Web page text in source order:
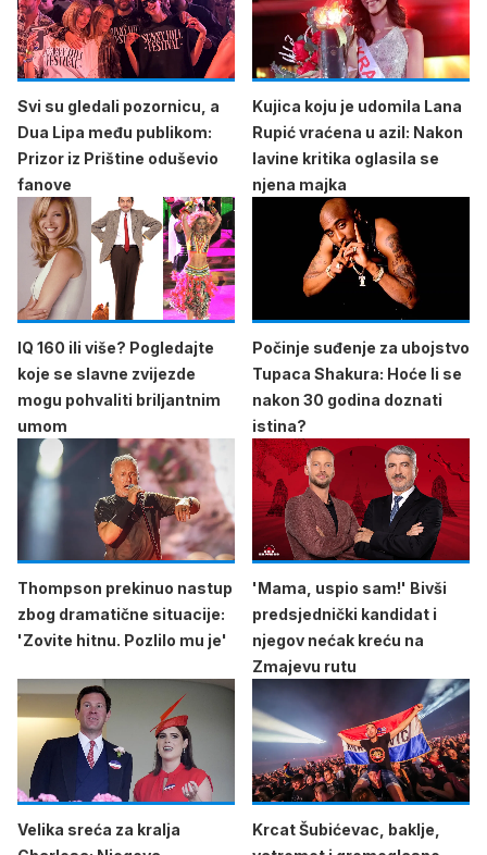
Svi su gledali pozornicu, a
Dua Lipa među publikom:
Prizor iz Prištine oduševio
fanove
Kujica koju je udomila Lana
Rupić vraćena u azil: Nakon
lavine kritika oglasila se
njena majka
IQ 160 ili više? Pogledajte
koje se slavne zvijezde
mogu pohvaliti briljantnim
umom
Počinje suđenje za ubojstvo
Tupaca Shakura: Hoće li se
nakon 30 godina doznati
istina?
Thompson prekinuo nastup
zbog dramatične situacije:
'Zovite hitnu. Pozlilo mu je'
'Mama, uspio sam!' Bivši
predsjednički kandidat i
njegov nećak kreću na
Zmajevu rutu
Velika sreća za kralja
Krcat Šubićevac, baklje,